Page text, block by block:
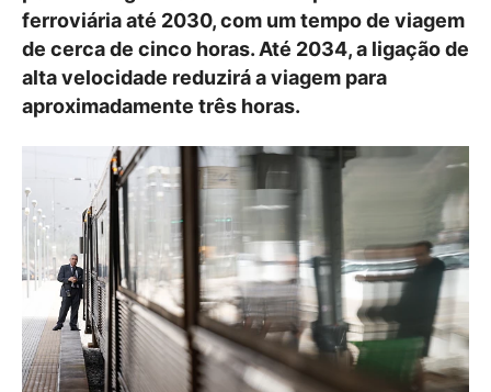
ferroviária até 2030, com um tempo de viagem
de cerca de cinco horas. Até 2034, a ligação de
alta velocidade reduzirá a viagem para
aproximadamente três horas.